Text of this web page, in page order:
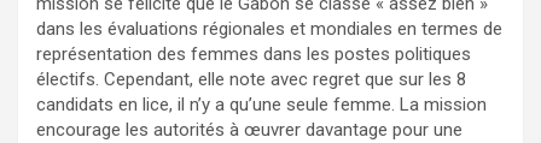
dans les évaluations régionales et mondiales en termes de
représentation des femmes dans les postes politiques
électifs. Cependant, elle note avec regret que sur les 8
candidats en lice, il n’y a qu’une seule femme. La mission
encourage les autorités à œuvrer davantage pour une